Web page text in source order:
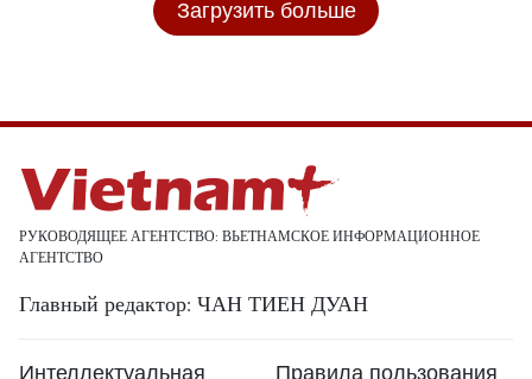
Загрузить больше
РУКОВОДЯЩЕЕ АГЕНТСТВО: ВЬЕТНАМСКОЕ ИНФОРМАЦИОННОЕ
АГЕНТСТВО
Главный редактор: ЧАН ТИЕН ДУАН
Интеллектуальная Правила пользования